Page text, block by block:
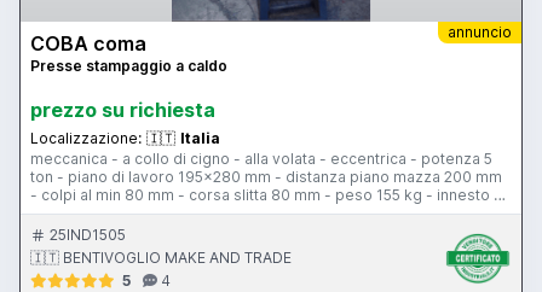
annuncio
COBA coma
Presse stampaggio a caldo
prezzo su richiesta
Localizzazione: 🇮🇹 Italia
meccanica - a collo di cigno - alla volata - eccentrica - potenza 5
ton - piano di lavoro 195x280 mm - distanza piano mazza 200 mm
- colpi al min 80 mm - corsa slitta 80 mm - peso 155 kg - innesto ad
aria
25IND1505
🇮🇹 BENTIVOGLIO MAKE AND TRADE
5
4